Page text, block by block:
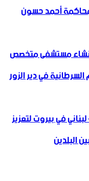
أحمد حسون
‌‏مستشفى متخصص
في دير الزور
في بيروت لتعزيز
البلدين